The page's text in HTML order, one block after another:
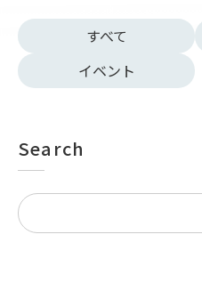
すべて
イベント
Search